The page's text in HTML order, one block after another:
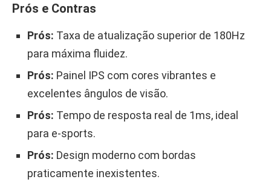
Prós e Contras
Prós: Taxa de atualização superior de 180Hz
para máxima fluidez.
Prós: Painel IPS com cores vibrantes e
excelentes ângulos de visão.
Prós: Tempo de resposta real de 1ms, ideal
para e-sports.
Prós: Design moderno com bordas
praticamente inexistentes.